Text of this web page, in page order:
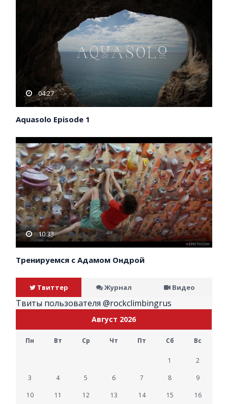
04:27
Aquasolo Episode 1
10:33
Тренируемся с Адамом Ондрой
Твиттер Журнал Видео
Твиты пользователя @rockclimbingrus
Август 2026
Пн Вт Ср Чт Пт Сб Вс
1
2
3
4 5 6 7 8
9
10
11 12 13 14 15
16